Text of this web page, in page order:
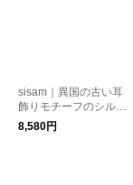
sisam｜異国の古い耳
飾りモチーフのシルバ
ーイヤーカフ【ギフト
おすすめ】【ピアス・
8,580円